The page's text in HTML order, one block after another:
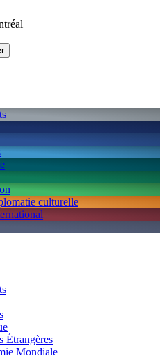
culturelle
Étrangères
Mondiale